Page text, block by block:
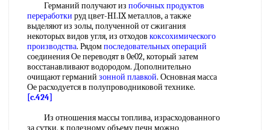
Германий получают из побочных продуктов
переработки руд цвет-HI.IX металлов, а также
выделяют из золы, полученной от сжигания
некоторых видов угля, из отходов коксохимического
производства. Рядомпоследовательных операций
соединения Ое переводят в 0е02, который затем
восстанавливают водородом. Дополнительно
очищают германий зонной плавкой. Основная масса
Ое расходуется в полупроводниковой технике.
[c.424]
Из отношения массы топлива, израсходованного
за сутки, к полезному объему печн можно